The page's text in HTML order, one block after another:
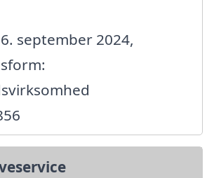
september 2024,